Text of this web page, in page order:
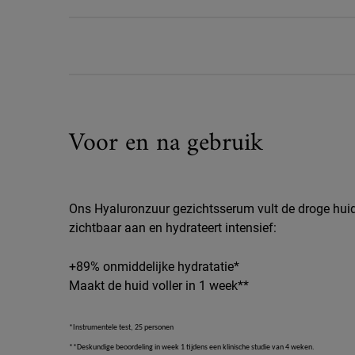
Voor en na gebruik
Ons Hyaluronzuur gezichtsserum vult de droge
zichtbaar aan en hydrateert intensief:
+89% onmiddelijke hydratatie*
Maakt de huid voller in 1 week**
*Instrumentele test, 25 personen
**Deskundige beoordeling in week 1 tijdens een klinische studie van 4 weken.